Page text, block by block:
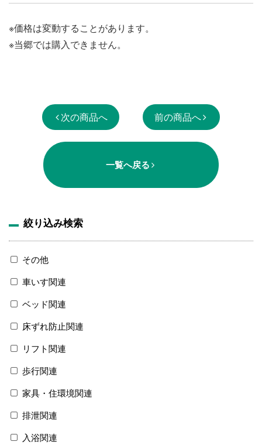
※価格は変動することがあります。
※当郷では購入できません。
次の商品へ 前の商品へ
一覧へ戻る
絞り込み検索
その他
車いす関連
ベッド関連
床ずれ防止関連
リフト関連
歩行関連
家具・住環境関連
排泄関連
入浴関連